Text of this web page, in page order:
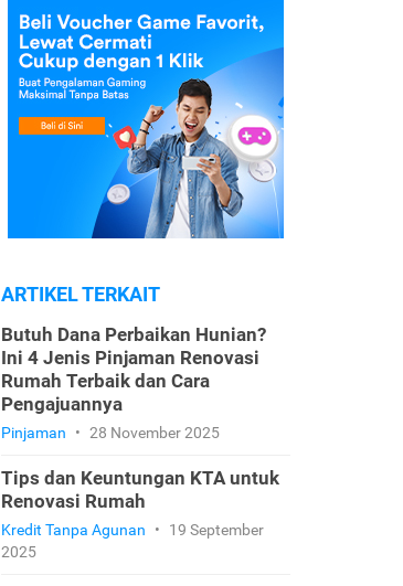
ARTIKEL TERKAIT
Butuh Dana Perbaikan Hunian?
Ini 4 Jenis Pinjaman Renovasi
Rumah Terbaik dan Cara
Pengajuannya
Pinjaman • 28 November 2025
Tips dan Keuntungan KTA untuk
Renovasi Rumah
Kredit Tanpa Agunan •
19 September
2025